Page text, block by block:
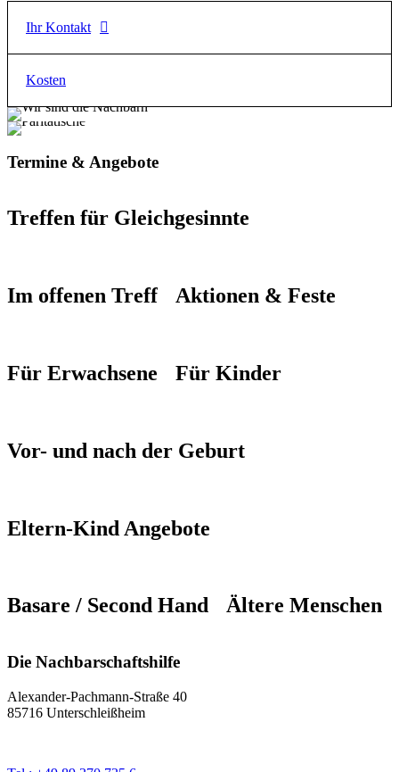
Ihr Kontakt
Keks, Georgios Katsioulas
Selbstverteidigungstrainer
info@keks-self-defence.de
0178 / 405 978 1
www.keks-self-defence.de
Kosten
Monatsbeitrag: 79€
Termine & Angebote
Treffen für Gleichgesinnte
Im offenen Treff Aktionen & Feste
Für Erwachsene Für Kinder
Vor- und nach der Geburt
Eltern-Kind Angebote
Basare / Second Hand Ältere Menschen
Die Nachbarschaftshilfe
Alexander-Pachmann-Straße 40
85716 Unterschleißheim